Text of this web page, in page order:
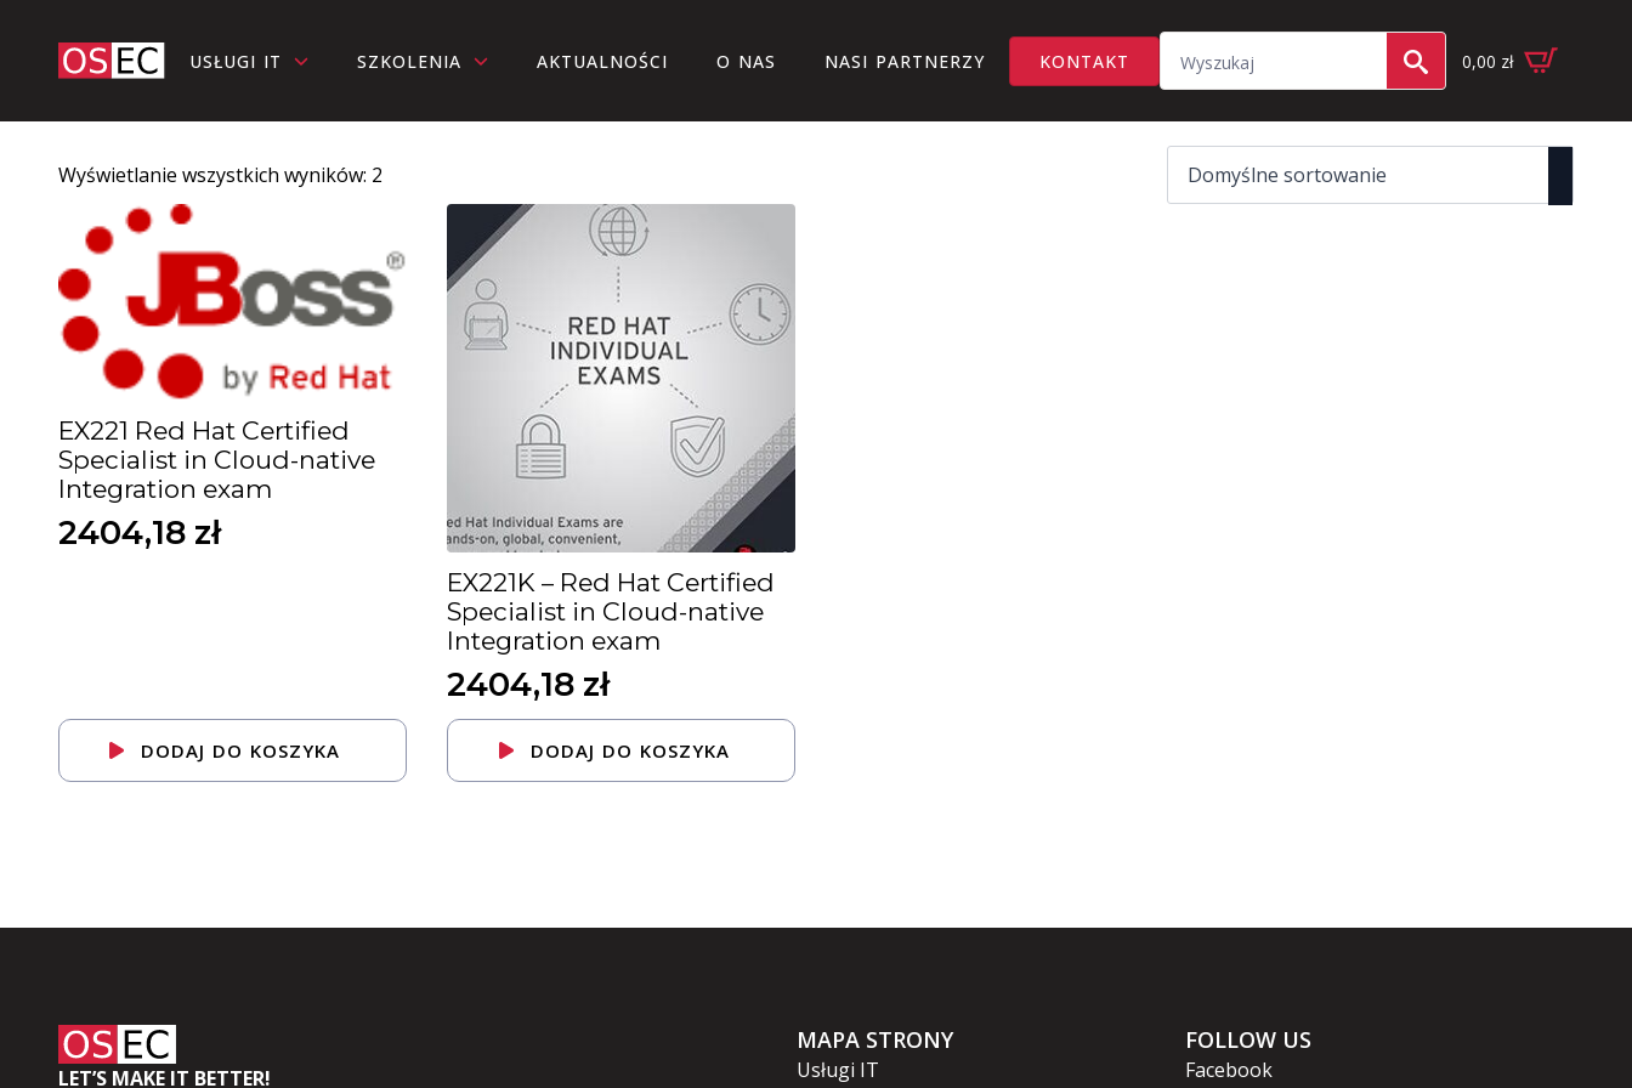
USŁUGI IT SZKOLENIA AKTUALNOŚCI O NAS NASI PARTNERZY KONTAKT
for:
0,00 zł
Wyświetlanie wszystkich wyników: 2
EX221 Red Hat Certified
Specialist in Cloud-native
Integration exam
2404,18 zł
DODAJ DO KOSZYKA
EX221K – Red Hat Certified
Specialist in Cloud-native
Integration exam
2404,18 zł
DODAJ DO KOSZYKA
LET’S MAKE IT BETTER!
MAPA STRONY
Usługi IT
FOLLOW US
Facebook